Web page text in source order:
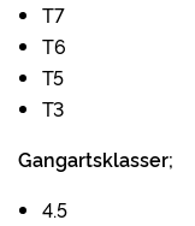
T7
T6
T5
T3
Gangartsklasser;
4.5